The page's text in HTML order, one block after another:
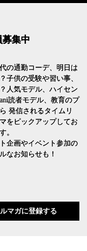
募集中
の通勤コーデ、明日は
子供の受験や習い事、
人気モデル、ハイセン
読者モデル、教育のプ
発信されるタイムリ
をピックアップしてお
。
企画やイベント参加の
なお知らせも！
ルマガに登録する